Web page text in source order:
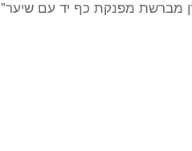
מברשת מפנקת כף יד עם שיער”